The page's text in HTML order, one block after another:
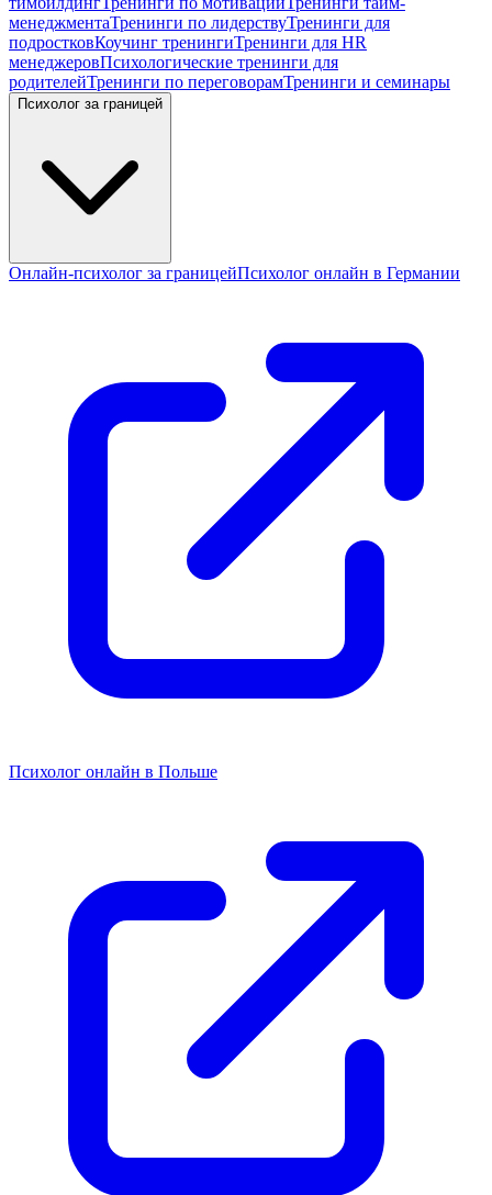
менеджментаТренинги по лидерствуТренинги для
подростковКоучинг тренингиТренинги для HR
менеджеровПсихологические тренинги для
родителейТренинги по переговорамТренинги и семинары
Психолог за границей
Онлайн-психолог за границейПсихолог онлайн в Германии
Психолог онлайн в Польше